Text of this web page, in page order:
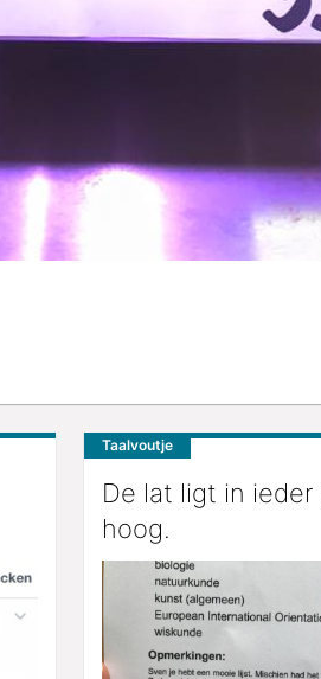
Taalvoutje
De lat ligt in ieder
hoog.